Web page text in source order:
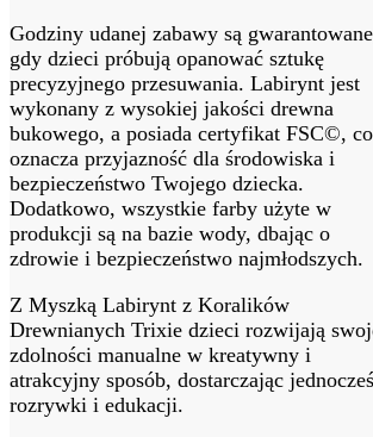
Godziny udanej zabawy są
gdy dzieci próbują opanować sztukę
precyzyjnego przesuwania. Labirynt jest
wykonany z wysokiej jakości drewna
bukowego, a posiada certyfikat FSC©, co
oznacza przyjazność dla środowiska i
bezpieczeństwo Twojego dziecka.
Dodatkowo, wszystkie farby użyte w
produkcji są na bazie wody, dbając o
zdrowie i bezpieczeństwo najmłodszych.
Z Myszką Labirynt z Koralików
Drewnianych Trixie dzieci rozwijają
zdolności manualne w kreatywny i
atrakcyjny sposób, dostarczając
rozrywki i edukacji.